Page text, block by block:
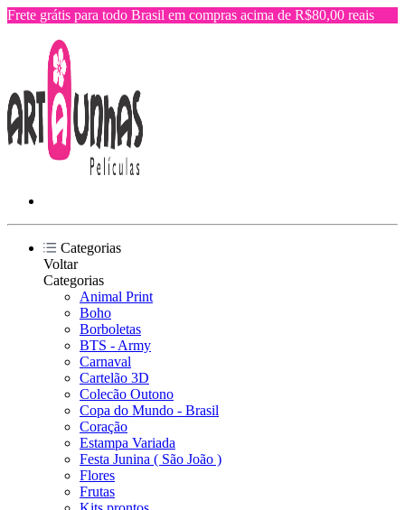
Frete grátis para todo Brasil em compras acima de R$80,00 reais
Categorias
Voltar
Categorias
Animal Print
Boho
Borboletas
BTS - Army
Carnaval
Cartelão 3D
Colecão Outono
Copa do Mundo - Brasil
Coração
Estampa Variada
Festa Junina ( São João )
Flores
Frutas